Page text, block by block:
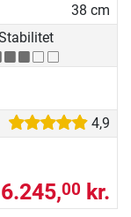
38 cm
4,9
6.245,00 kr.